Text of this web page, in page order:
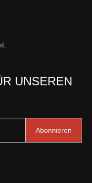
UNSEREN
Abonnieren